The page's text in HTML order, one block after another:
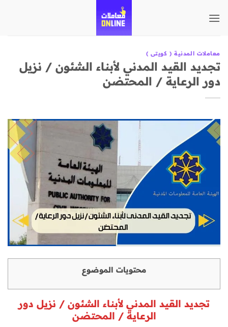
للمحتوى
معاملات المدنية ( كويتى )
تجديد القيد المدني لأبناء الشئون / نزيل
دور الرعاية / المحتضن
محتويات الموضوع
تجديد القيد المدني لأبناء الشئون / نزيل دور
الرعاية / المحتضن